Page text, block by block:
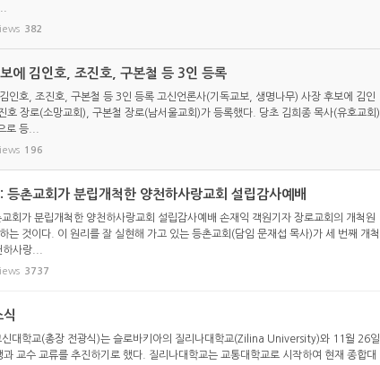
382
에 김인호, 조진호, 구본철 등 3인 등록
인호, 조진호, 구본철 등 3인 등록 고신언론사(기독교보, 생명나무) 사장 후보에 김인
호 장로(소망교회), 구본철 장로(남서울교회)가 등록했다. 당초 김희종 목사(유호교회)
로 등...
196
등촌교회가 분립개척한 양천하사랑교회 설립감사예배
회가 분립개척한 양천하사랑교회 설립감사예배 손재익 객원기자 장로교회의 개척원
는 것이다. 이 원리를 잘 실현해 가고 있는 등촌교회(담임 문재섭 목사)가 세 번째 개척
사랑...
3737
대학교(총장 전광식)는 슬로바키아의 질리나대학교(Zilina University)와 11월 26일
교수 교류를 추진하기로 했다. 질리나대학교는 교통대학교로 시작하여 현재 종합대